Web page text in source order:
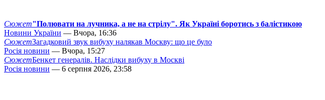
Сюжет"Полювати на лучника, а не на стрілу". Як Україні боротись з балістикою
Новини України — Вчора, 16:36
СюжетЗагадковий звук вибуху налякав Москву: що це було
Росія новини — Вчора, 15:27
СюжетБенкет генералів. Наслідки вибуху в Москві
Росія новини — 6 серпня 2026, 23:58